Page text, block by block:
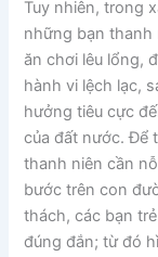
Tuy nhiên, trong
những bạn thanh
ăn chơi lêu lổng,
hành vi lệch lạc,
hưởng tiêu cực
của đất nước. Để
thanh niên cần
bước trên con
thách, các bạn
đúng đắn; từ đó